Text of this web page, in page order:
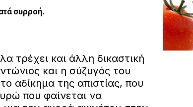
συρροή.
τρέχει και άλλη δικαστική
και η σύζυγός του
αδίκημα της απιστίας, που
που φαίνεται να